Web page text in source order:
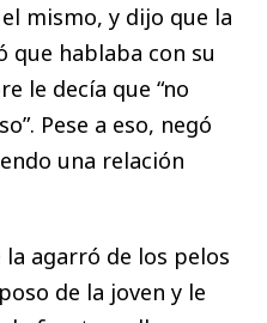
mismo, y dijo que la
que hablaba con su
le decía que “no
Pese a eso, negó
una relación
la agarró de los pelos
de la joven y le